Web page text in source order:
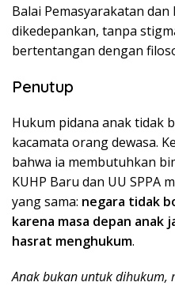
Balai Pemasyarakatan dan
dikedepankan, tanpa
bertentangan dengan
Penutup
Hukum pidana anak tidak
kacamata orang dewasa.
bahwa ia membutuhkan
KUHP Baru dan UU SPPA
yang sama: negara tidak
karena masa depan anak
hasrat menghukum.
Anak bukan untuk